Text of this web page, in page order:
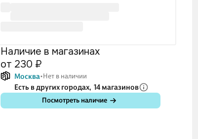
779 ₽ 359 ₽ 719 ₽
Наличие в магазинах
от 230 ₽
Москва Нет в наличии
Есть в других городах, 14 магазинов
Посмотреть наличие